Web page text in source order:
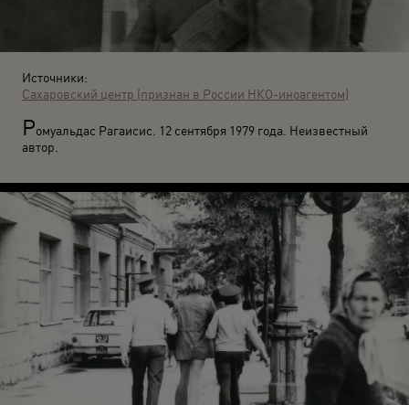
Источники:
Сахаровский центр (признан в России НКО-иноагентом)
Ромуальдас Рагаисис. 12 сентября 1979 года. Неизвестный
автор.